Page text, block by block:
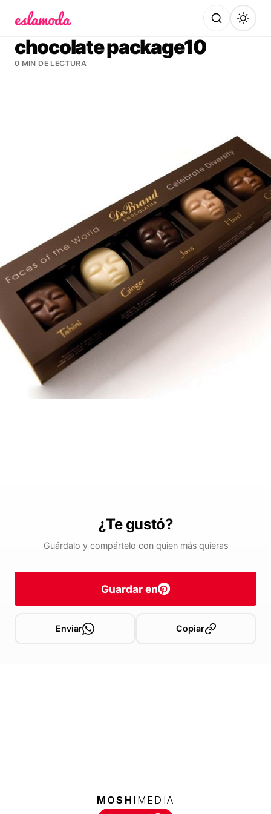
chocolate package10
0 MIN DE LECTURA
¿Te gustó?
Guárdalo y compártelo con quien más quieras
Guardar en
Enviar Copiar
MOSHI MEDIA